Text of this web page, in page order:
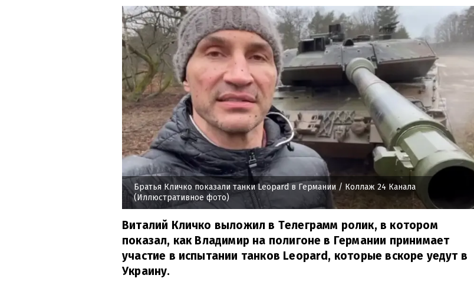
Братья Кличко показали танки Leopard в Германии / Коллаж 24 Канала
(Иллюстративное фото)
Виталий Кличко выложил в Телеграмм ролик, в котором
показал, как Владимир на полигоне в Германии принимает
участие в испытании танков Leopard, которые вскоре уедут в
Украину.